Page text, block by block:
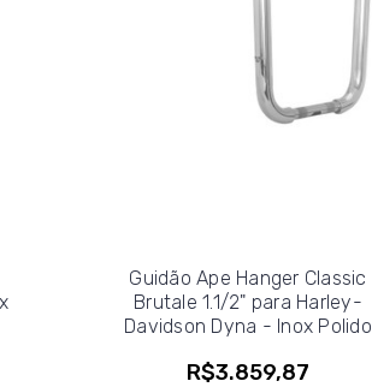
Guidão Ape Hanger Classic
Brutale 1.1/2" para Harley-
Davidson Dyna - Inox Polido
R$3.859,87